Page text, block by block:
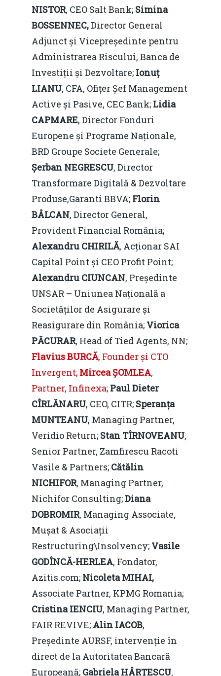
NISTOR, CEO Salt Bank; Simina
BOSSENNEC,Director General
Adjunct și Vicepreședinte pentru
Administrarea Riscului, Banca de
Investiții și Dezvoltare; Ionuț
LIANU, CFA, Ofițer Șef Management
Active și Pasive, CEC Bank; Lidia
CAPMARE, Director Fonduri
Europene și Programe Naționale,
BRD Groupe Societe Generale;
Șerban NEGRESCU, Director
Transformare Digitală & Dezvoltare
Produse,Garanti BBVA; Florin
BÂLCAN, Director General,
Provident Financial România;
Alexandru CHIRILĂ, Acționar SAI
Capital Point și CEO Profit Point;
Alexandru CIUNCAN, Președinte
UNSAR – Uniunea Națională a
Societăților de Asigurare și
Reasigurare din România; Viorica
PĂCURAR, Head of Tied Agents, NN;
Flavius BURCĂ, Founder și CTO
Invergent; Mircea ȘOMLEA,
Partner, Infinexa; Paul Dieter
CÎRLĂNARU, CEO, CITR; Speranța
MUNTEANU, Managing Partner,
Veridio Return; Stan TÎRNOVEANU,
Senior Partner, Zamfirescu Racoti
Vasile & Partners; Cătălin
NICHIFOR, Managing Partner,
Nichifor Consulting;Diana
DOBROMIR, Managing Associate,
Mușat & Asociații
Restructuring\Insolvency; Vasile
GODÎNCĂ-HERLEA, Fondator,
Azitis.com; Nicoleta MIHAI,
Associate Partner, KPMG Romania;
Cristina IENCIU, Managing Partner,
FAIR REVIVE; Alin IACOB,
Președinte AURSF, intervenție în
direct de la Autoritatea Bancară
Europeană; Gabriela HÂRȚESCU,